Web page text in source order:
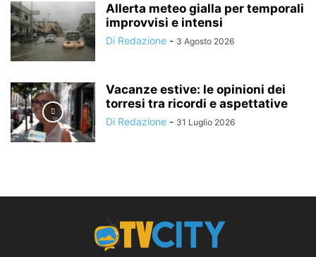
Allerta meteo gialla per temporali
improvvisi e intensi
Di Redazione - 3 Agosto 2026
Vacanze estive: le opinioni dei
torresi tra ricordi e aspettative
Di Redazione - 31 Luglio 2026